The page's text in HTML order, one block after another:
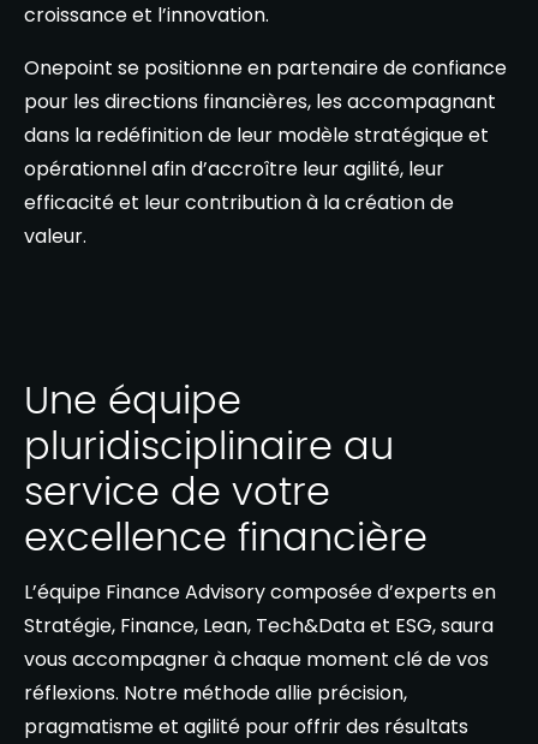
croissance et l’innovation.
Onepoint se positionne en partenaire de confiance
pour les directions financières, les accompagnant
dans la redéfinition de leur modèle stratégique et
opérationnel afin d’accroître leur agilité, leur
efficacité et leur contribution à la création de
valeur.
Une équipe
pluridisciplinaire au
service de votre
excellence financière
L’équipe Finance Advisory composée d’experts en
Stratégie, Finance, Lean, Tech&Data et ESG, saura
vous accompagner à chaque moment clé de vos
réflexions. Notre méthode allie précision,
pragmatisme et agilité pour offrir des résultats